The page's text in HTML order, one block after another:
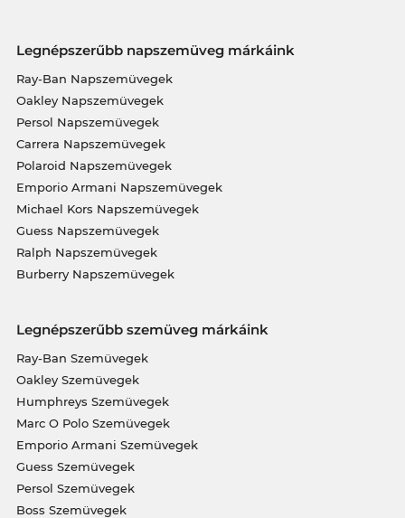
Legnépszerűbb napszemüveg márkáink
Ray-Ban Napszemüvegek
Oakley Napszemüvegek
Persol Napszemüvegek
Carrera Napszemüvegek
Polaroid Napszemüvegek
Emporio Armani Napszemüvegek
Michael Kors Napszemüvegek
Guess Napszemüvegek
Ralph Napszemüvegek
Burberry Napszemüvegek
Legnépszerűbb szemüveg márkáink
Ray-Ban Szemüvegek
Oakley Szemüvegek
Humphreys Szemüvegek
Marc O Polo Szemüvegek
Emporio Armani Szemüvegek
Guess Szemüvegek
Persol Szemüvegek
Boss Szemüvegek